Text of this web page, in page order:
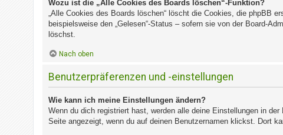
Wozu ist die „Alle Cookies des Boards löschen“-Funktion?
„Alle Cookies des Boards löschen“ löscht die Cookies, die phpBB
beispielsweise den „Gelesen“-Status – sofern sie von der Board-
löschst.
Nach oben
Benutzerpräferenzen und -einstellungen
Wie kann ich meine Einstellungen ändern?
Wenn du dich registriert hast, werden alle deine Einstellungen in
Seite angezeigt, wenn du auf deinen Benutzernamen klickst. Dort